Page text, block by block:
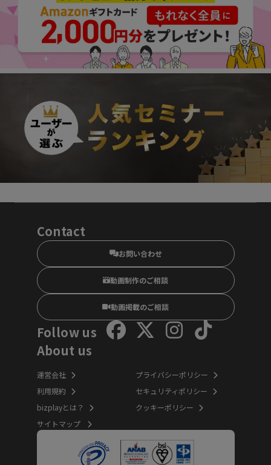
Contact
お問い合わせ
動画制作のご相談
動画掲載のご相談
Follow us
About us
運営会社
利用規約
bizplayとは？
サイトマップ
プライバシーポリシー
セキュリティポリシー
クッキーポリシー